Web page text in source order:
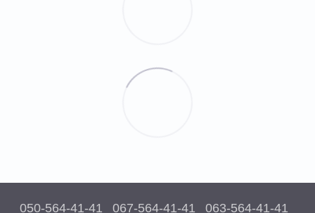
050-564-41-41 067-564-41-41 063-564-41-41